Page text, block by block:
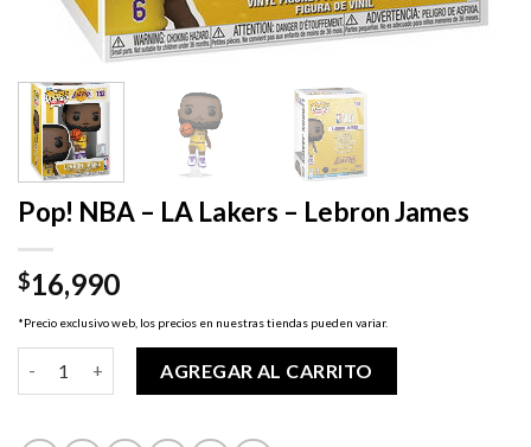
Pop! NBA – LA Lakers – Lebron James
$16,990
*Precio exclusivo web, los precios en nuestras tiendas pueden variar.
AGREGAR AL CARRITO